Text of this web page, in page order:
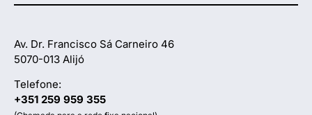
Av. Dr. Francisco Sá Carneiro 46
5070-013 Alijó
Telefone:
+351 259 959 355